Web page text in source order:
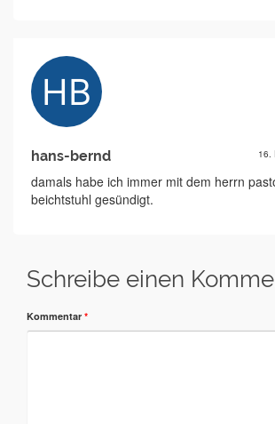
hans-bernd 16.
damals habe ich immer mit dem herrn
beichtstuhl gesündigt.
Schreibe einen
Kommentar *